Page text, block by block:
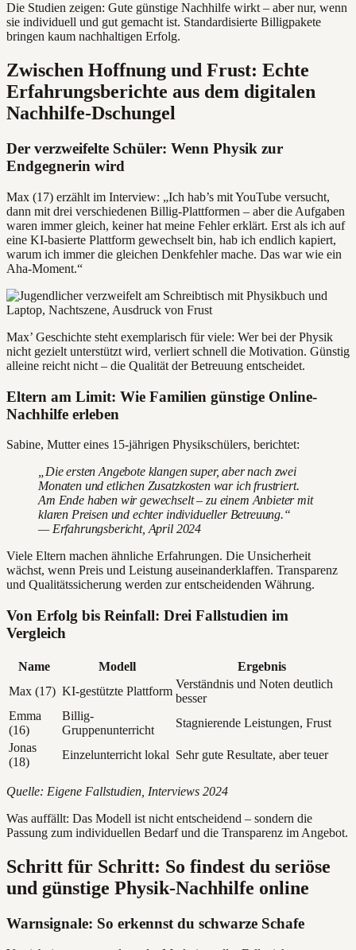
Die Studien zeigen: Gute günstige Nachhilfe wirkt – aber nur, wenn
sie individuell und gut gemacht ist. Standardisierte Billigpakete
bringen kaum nachhaltigen Erfolg.
Zwischen Hoffnung und Frust: Echte
Erfahrungsberichte aus dem digitalen
Nachhilfe-Dschungel
Der verzweifelte Schüler: Wenn Physik zur
Endgegnerin wird
Max (17) erzählt im Interview: „Ich hab’s mit YouTube versucht,
dann mit drei verschiedenen Billig-Plattformen – aber die Aufgaben
waren immer gleich, keiner hat meine Fehler erklärt. Erst als ich auf
eine KI-basierte Plattform gewechselt bin, hab ich endlich kapiert,
warum ich immer die gleichen Denkfehler mache. Das war wie ein
Aha-Moment.“
Max’ Geschichte steht exemplarisch für viele: Wer bei der Physik
nicht gezielt unterstützt wird, verliert schnell die Motivation. Günstig
alleine reicht nicht – die Qualität der Betreuung entscheidet.
Eltern am Limit: Wie Familien günstige Online-
Nachhilfe erleben
Sabine, Mutter eines 15-jährigen Physikschülers, berichtet:
„Die ersten Angebote klangen super, aber nach zwei
Monaten und etlichen Zusatzkosten war ich frustriert.
Am Ende haben wir gewechselt – zu einem Anbieter mit
klaren Preisen und echter individueller Betreuung.“
— Erfahrungsbericht, April 2024
Viele Eltern machen ähnliche Erfahrungen. Die Unsicherheit
wächst, wenn Preis und Leistung auseinanderklaffen. Transparenz
und Qualitätssicherung werden zur entscheidenden Währung.
Von Erfolg bis Reinfall: Drei Fallstudien im
Vergleich
Name Modell
Ergebnis
Max (17) KI-gestützte Plattform
Verständnis und Noten deutlich
besser
Emma
(16)
Billig-
Gruppenunterricht
Stagnierende Leistungen, Frust
Jonas
(18)
Einzelunterricht lokal Sehr gute Resultate, aber teuer
Quelle: Eigene Fallstudien, Interviews 2024
Was auffällt: Das Modell ist nicht entscheidend – sondern die
Passung zum individuellen Bedarf und die Transparenz im Angebot.
Schritt für Schritt: So findest du seriöse
und günstige Physik-Nachhilfe online
Warnsignale: So erkennst du schwarze Schafe